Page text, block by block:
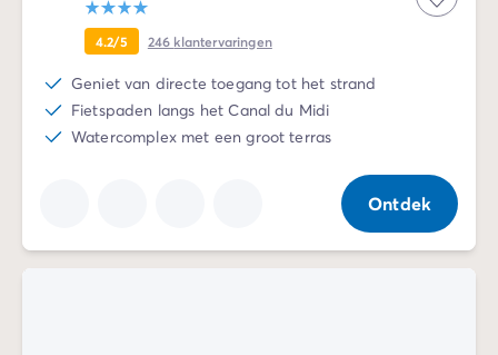
4.2/5 246 klantervaringen
Geniet van directe toegang tot het strand
Fietspaden langs het Canal du Midi
Watercomplex met een groot terras
Ontdek